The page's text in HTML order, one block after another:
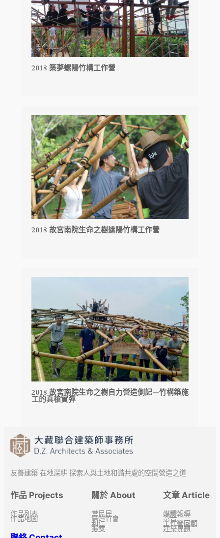
2018 築夢螺陽竹構工作營
2018 故宮南院生命之樹遮陽竹構工作營
2018 故宮南院生命之樹自力營造側記—竹構築施
工的真槍實彈
友善建築 在地深耕 探索人與土地和諧共處的空間營造之道
作品 Projects
作品列表
作品地圖
關於 About
常民居
臺灣竹會
利仁
獲獎
文章 Article
媒體報導
影音
工作營回顧
建築專題